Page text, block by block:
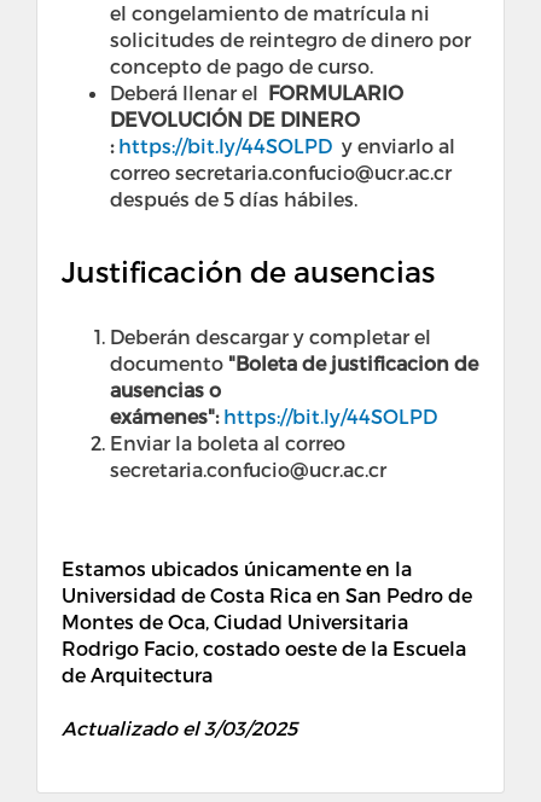
el congelamiento de matrícula ni
solicitudes de reintegro de dinero por
concepto de pago de curso.
Deberá llenar el FORMULARIO
DEVOLUCIÓN DE DINERO
: https://bit.ly/44SOLPD y enviarlo al
correo secretaria.confucio@ucr.ac.cr
después de 5 días hábiles.
Justificación de ausencias
Deberán descargar y completar el
documento "Boleta de justificacion de
ausencias o
exámenes": https://bit.ly/44SOLPD
Enviar la boleta al correo
secretaria.confucio@ucr.ac.cr
Estamos ubicados únicamente en la
Universidad de Costa Rica en San Pedro de
Montes de Oca, Ciudad Universitaria
Rodrigo Facio, costado oeste de la Escuela
de Arquitectura
Actualizado el 3/03/2025